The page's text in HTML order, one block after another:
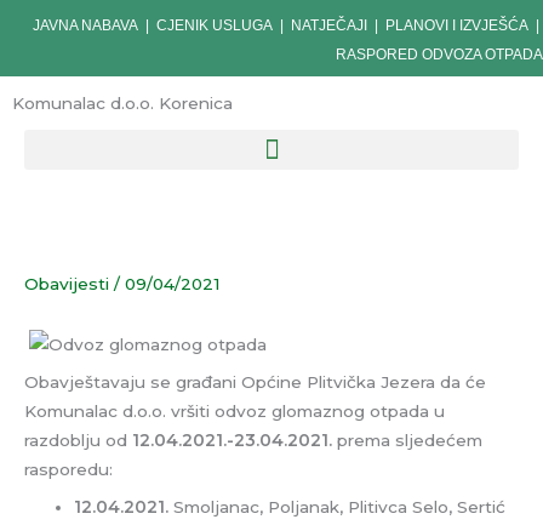
JAVNA NABAVA CJENIK USLUGA NATJEČAJI PLANOVI I IZVJEŠĆA
RASPORED ODVOZA OTPADA
Komunalac d.o.o. Korenica
Obavijesti / 09/04/2021
Obavještavaju se građani Općine Plitvička Jezera da će
Komunalac d.o.o. vršiti odvoz glomaznog otpada u
razdoblju od 12.04.2021.-23.04.2021. prema sljedećem
rasporedu:
12.04.2021.Smoljanac, Poljanak, Plitivca Selo, Sertić